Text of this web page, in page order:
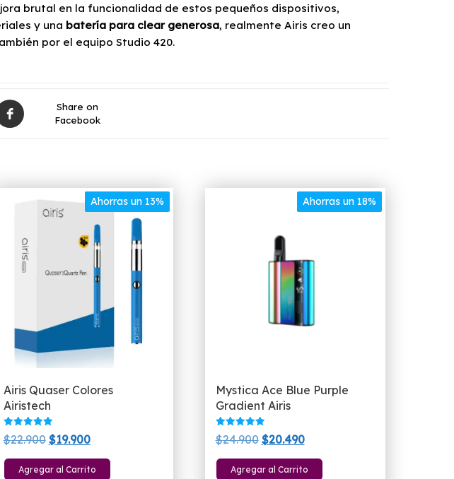
brutal en la funcionalidad de estos pequeños dispositivos,
y una batería para clear generosa, realmente Airis creo un
por el equipo Studio 420.
Share on
Facebook
Ahorras un 13%
Airis Quaser Colores
Airistech
Valorado
con
de 5
$22.900 El
precio
original
$19.900El
precio
actual
Agregar al Carrito
Ahorras un 18%
Mystica Ace Blue Purple
Gradient Airis
Valorado
con
de 5
$24.900 El
precio
original
$20.490El
precio
actual
Agregar al Carrito